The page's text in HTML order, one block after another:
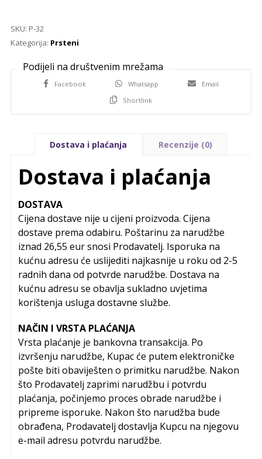
SKU: P-32
Kategorija: Prsteni
Facebook Whatsapp
Email
Shortlink
Dostava i plaćanja Recenzije (0)
Dostava i plaćanja
DOSTAVA
Cijena dostave nije u cijeni proizvoda. Cijena
dostave prema odabiru. Poštarinu za narudžbe
iznad 26,55 eur snosi Prodavatelj. Isporuka na
kućnu adresu će uslijediti najkasnije u roku od 2-5
radnih dana od potvrde narudžbe. Dostava na
kućnu adresu se obavlja sukladno uvjetima
korištenja usluga dostavne službe.
NAČIN I VRSTA PLAĆANJA
Vrsta plaćanje je bankovna transakcija. Po
izvršenju narudžbe, Kupac će putem elektroničke
pošte biti obaviješten o primitku narudžbe. Nakon
što Prodavatelj zaprimi narudžbu i potvrdu
plaćanja, počinjemo proces obrade narudžbe i
pripreme isporuke. Nakon što narudžba bude
obrađena, Prodavatelj dostavlja Kupcu na njegovu
e-mail adresu potvrdu narudžbe.